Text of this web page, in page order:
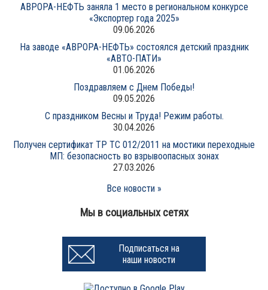
АВРОРА-НЕФТЬ заняла 1 место в региональном конкурсе
«Экспортер года 2025»
09.06.2026
На заводе «АВРОРА-НЕФТЬ» состоялся детский праздник
«АВТО-ПАТИ»
01.06.2026
Поздравляем с Днем Победы!
09.05.2026
С праздником Весны и Труда! Режим работы.
30.04.2026
Получен сертификат ТР ТС 012/2011 на мостики переходные
МП: безопасность во взрывоопасных зонах
27.03.2026
Все новости »
Мы в социальных сетях
Подписаться на
наши новости